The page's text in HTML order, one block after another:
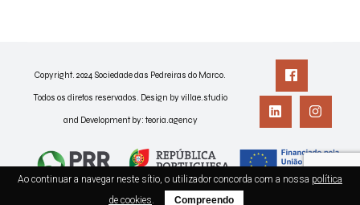
Copyright. 2024 Sociedade das Pedreiras do Marco.
Todos os diretos reservados. Design by villae.studio
and Development by: teoria.agency
Ao continuar a navegar neste sítio, o utilizador concorda com a nossa política
de cookies. Compreendo